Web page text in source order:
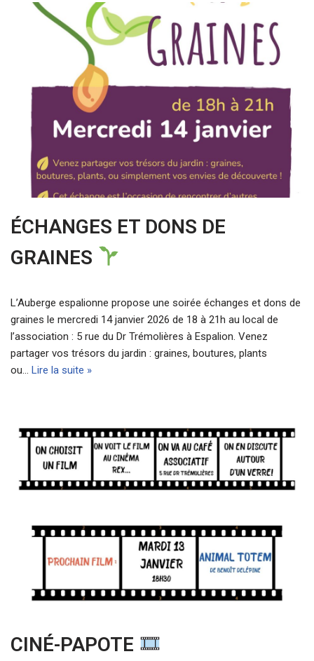
ÉCHANGES ET DONS DE
GRAINES
L’Auberge espalionne propose une soirée échanges et dons de
graines le mercredi 14 janvier 2026 de 18 à 21h au local de
l’association : 5 rue du Dr Trémolières à Espalion. Venez
partager vos trésors du jardin : graines, boutures, plants
ou… Lire la suite »
CINÉ-PAPOTE